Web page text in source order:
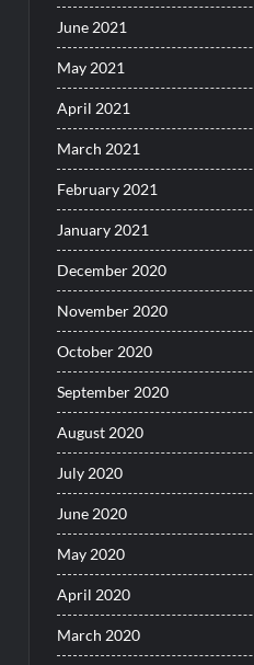
June 2021
May 2021
April 2021
March 2021
February 2021
January 2021
December 2020
November 2020
October 2020
September 2020
August 2020
July 2020
June 2020
May 2020
April 2020
March 2020